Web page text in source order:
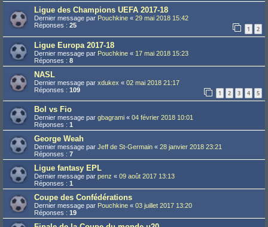
Ligue des Champions UEFA 2017-18
Dernier message par Pouchkine « 29 mai 2018 15:42
Réponses : 25 1 2
Ligue Europa 2017-18
Dernier message par Pouchkine « 17 mai 2018 15:23
Réponses : 8
NASL
Dernier message par xdukex « 02 mai 2018 21:17
Réponses : 109 1 2 3 4 5
Bol vs Fio
Dernier message par gbagrami « 04 février 2018 10:01
Réponses : 1
George Weah
Dernier message par Jeff de St-Germain « 28 janvier 2018 23:21
Réponses : 7
Ligue fantasy EPL
Dernier message par penz « 09 août 2017 13:13
Réponses : 1
Coupe des Confédérations
Dernier message par Pouchkine « 03 juillet 2017 13:20
Réponses : 19